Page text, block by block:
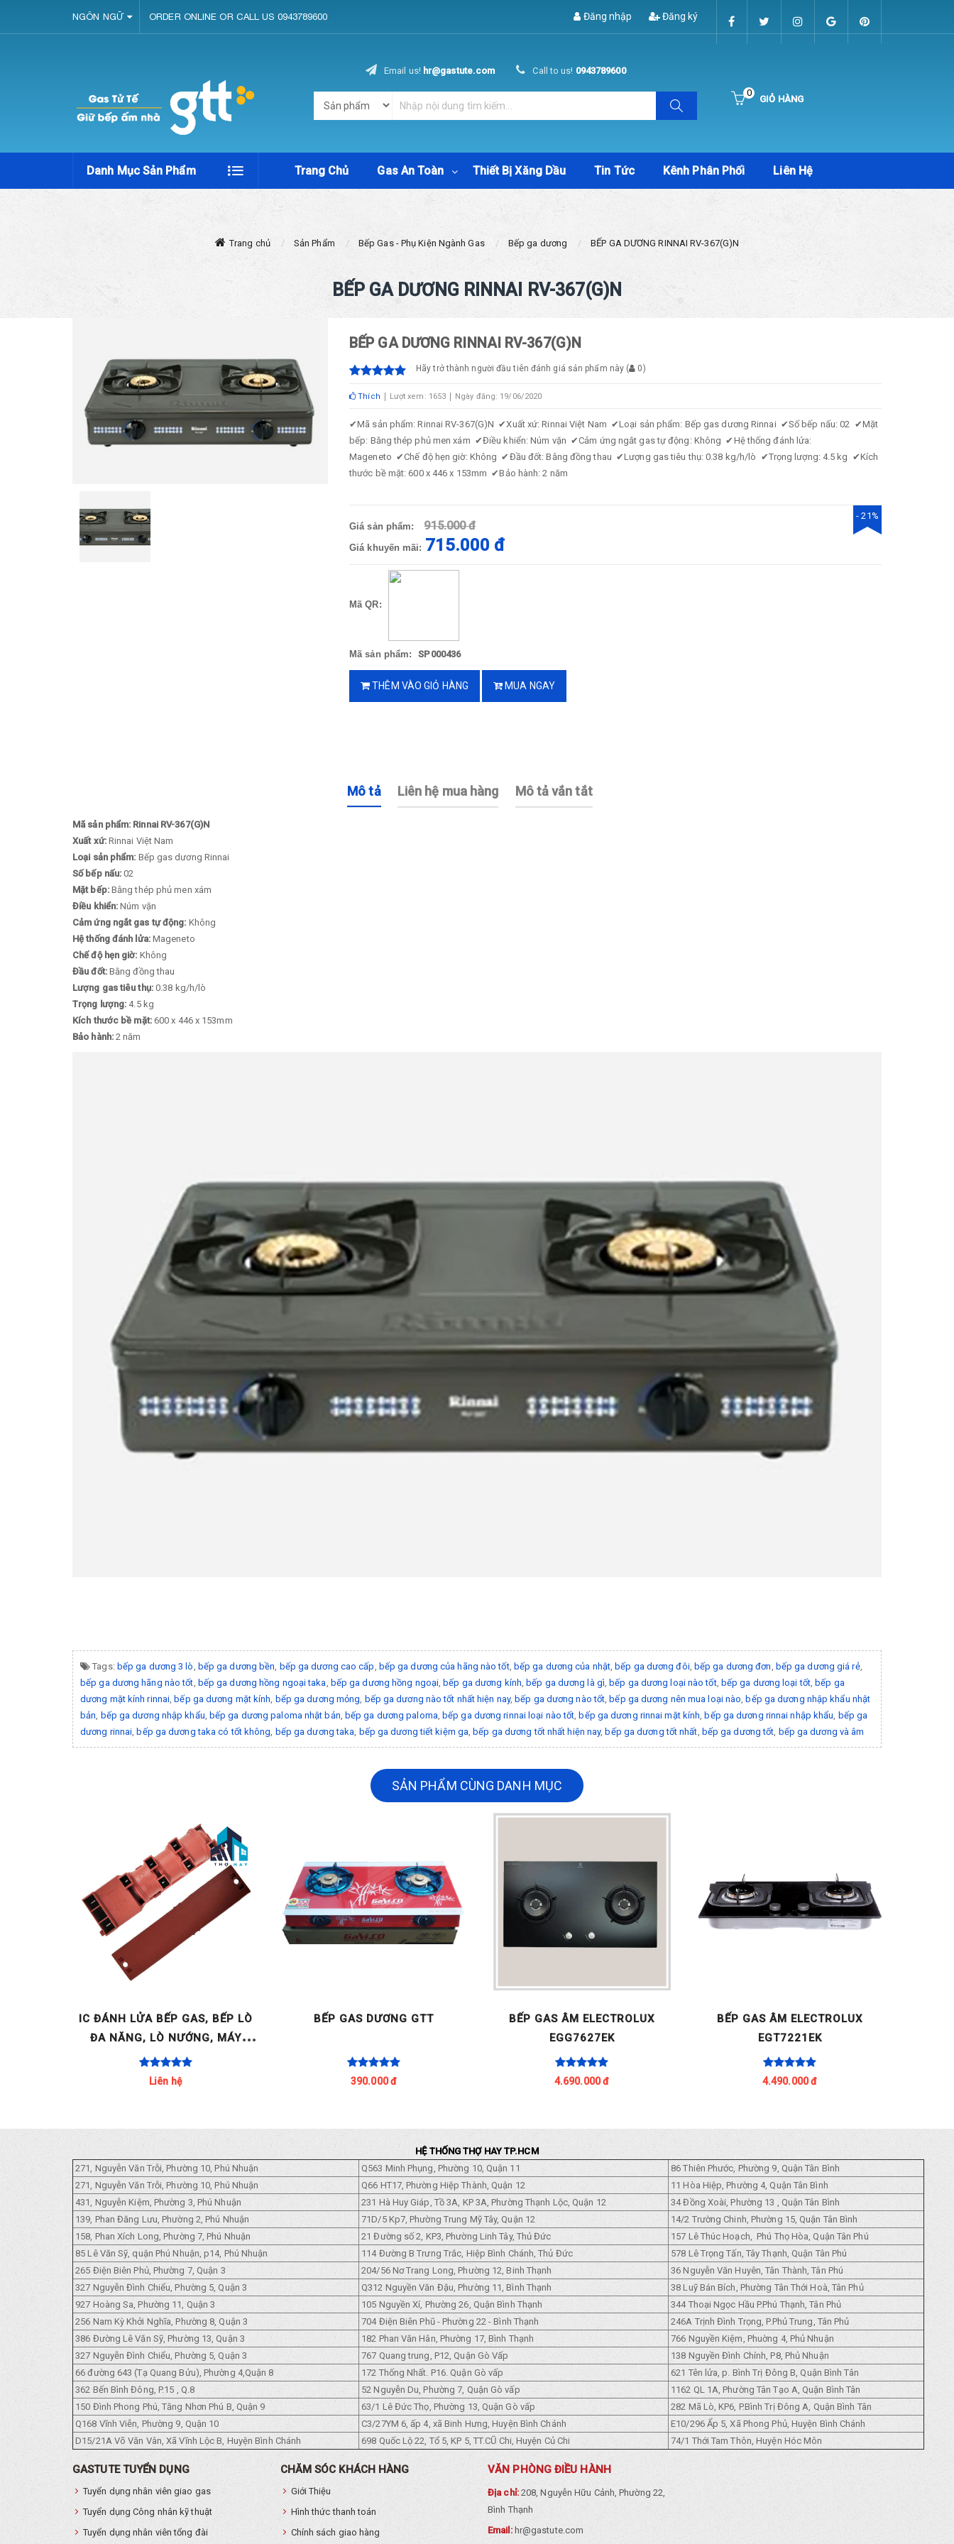
NGÔN NGỮ ORDER ONLINE OR CALL US 0943789600 Đăng nhập Đăng ký
Email us! hr@gastute.com Call to us! 0943789600
GIỎ HÀNG
0
Danh Mục Sản Phẩm Trang Chủ Gas An Toàn Thiết Bị Xăng Dầu Tin Tức Kênh Phân Phối Liên Hệ
Trang chủ Sản Phẩm Bếp Gas - Phụ Kiện Ngành Gas Bếp ga dương BẾP GA DƯƠNG RINNAI RV-367(G)N
BẾP GA DƯƠNG RINNAI RV-367(G)N
BẾP GA DƯƠNG RINNAI RV-367(G)N
Hãy trở thành người đầu tiên đánh giá sản phẩm này ( 0)
Thích Lượt xem: 1653 Ngày đăng: 19/06/2020
✔Mã sản phẩm: Rinnai RV-367(G)N ✔Xuất xứ: Rinnai Việt Nam ✔Loại sản phẩm: Bếp gas dương Rinnai ✔Số bếp nấu: 02 ✔Mặt
bếp: Bằng thép phủ men xám ✔Điều khiển: Núm vặn ✔Cảm ứng ngắt gas tự động: Không ✔ Hệ thống đánh lửa:
Mageneto ✔Chế độ hẹn giờ: Không ✔ Đầu đốt: Bằng đồng thau ✔Lượng gas tiêu thụ: 0.38 kg/h/lò ✔Trọng lượng: 4.5 kg ✔Kích
thước bề mặt: 600 x 446 x 153mm ✔Bảo hành: 2 năm
Giá sản phẩm: 915.000 đ
Giá khuyến mãi: 715.000 đ
- 21%
Mã QR:
Mã sản phẩm: SP000436
THÊM VÀO GIỎ HÀNG MUA NGAY
Mô tả Liên hệ mua hàng Mô tả vắn tắt
Mã sản phẩm: Rinnai RV-367(G)N
Xuất xứ:Rinnai Việt Nam
Loại sản phẩm: Bếp gas dương Rinnai
Số bếp nấu: 02
Mặt bếp: Bằng thép phủ men xám
Điều khiển:Núm vặn
Cảm ứng ngắt gas tự động: Không
Hệ thống đánh lửa: Mageneto
Chế độ hẹn giờ: Không
Đầu đốt:Bằng đồng thau
Lượng gas tiêu thụ: 0.38 kg/h/lò
Trọng lượng: 4.5 kg
Kích thước bề mặt: 600 x 446 x 153mm
Bảo hành: 2 năm
Tags: bếp ga dương 3 lò bếp ga dương bền bếp ga dương cao cấp bếp ga dương của hãng nào tốt, bếp ga dương của nhật, bếp ga dương đôi, bếp ga dương đơn bếp ga dương giá rẻ,
bếp ga dương hãng nào tốt bếp ga dương hồng ngoại taka bếp ga dương hồng ngoại bếp ga dương kính bếp ga dương là gì bếp ga dương loại nào tốt, bếp ga dương loại tốt, bếp ga
dương mặt kính rinnai bếp ga dương mặt kính bếp ga dương mỏng bếp ga dương nào tốt nhất hiện nay, bếp ga dương nào tốt bếp ga dương nên mua loại nào bếp ga dương nhập khẩu nhật
bản
bếp ga dương nhập khẩu bếp ga dương paloma nhật bản bếp ga dương paloma bếp ga dương rinnai loại nào tốt bếp ga dương rinnai mặt kính bếp ga dương rinnai nhập khẩu
bếp ga
dương rinnai bếp ga dương taka có tốt không bếp ga dương taka bếp ga dương tiết kiệm ga bếp ga dương tốt nhất hiện nay, bếp ga dương tốt nhất bếp ga dương tốt bếp ga dương và âm
SẢN PHẨM CÙNG DANH MỤC
IC ĐÁNH LỬA BẾP GAS, BẾP LÒ
ĐA NĂNG, LÒ NƯỚNG, MÁY
NƯỚC NÓNG GAS.. ITALY AC 220-
240V 2 LÒ / 4 LÒ / [...]
Liên hệ
BẾP GAS DƯƠNG GTT
390.000 đ
BẾP GAS ÂM ELECTROLUX
EGG7627EK
4.690.000 đ
BẾP GAS ÂM ELECTROLUX
EGT7221EK
4.490.000 đ
HỆ THỐNG THỢ HAY TP.HCM
271, Nguyễn Văn Trỗi, Phường 10, Phú Nhuận
Q563 Minh Phụng, Phường 10, Quận 11
86 Thiên Phước, Phường 9, Quận Tân Bình
271, Nguyễn Văn Trỗi, Phường 10, Phú Nhuận
Q66 HT17, Phường Hiệp Thành, Quận 12
11 Hòa Hiệp, Phường 4, Quận Tân Bình
431, Nguyễn Kiệm, Phường 3, Phú Nhuận
231 Hà Huy Giáp, Tồ 3A, KP 3A, Phường Thạnh Lộc, Quận 12
34 Đồng Xoài, Phường 13 , Quận Tân Bình
139, Phan Đăng Lưu, Phường 2, Phú Nhuận
71D/5 Kp7, Phường Trung Mỹ Tây, Quận 12
14/2 Trường Chinh, Phường 15, Quận Tân Bình
158, Phan Xích Long, Phường 7, Phú Nhuận
21 Đường số 2, KP3, Phường Linh Tây, Thủ Đức
157 Lê Thúc Hoạch, Phú Thọ Hòa, Quận Tân Phú
85 Lê Văn Sỹ, quận Phú Nhuận, p14, Phú Nhuận
114 Đường B Trưng Trắc, Hiệp Bình Chánh, Thủ Đức
578 Lê Trọng Tấn, Tây Thạnh, Quận Tân Phú
265 Điện Biên Phủ, Phường 7, Quận 3
204/56 Nơ Trang Long, Phường 12, Binh Thạnh
36 Nguyễn Văn Huyên, Tân Thành, Tân Phú
327 Nguyễn Đình Chiểu, Phường 5, Quận 3
Q312 Nguyền Văn Đậu, Phường 11, Bình Thạnh
38 Luỹ Bán Bích, Phường Tân Thới Hoà, Tân Phủ
927 Hoàng Sa, Phường 11, Quận 3
105 Nguyền Xí, Phường 26, Quận Bình Thạnh
344 Thoại Ngọc Hầu P.Phú Thạnh, Tân Phủ
256 Nam Kỳ Khởi Nghĩa, Phường 8, Quận 3
704 Điện Biên Phũ - Phường 22 - Bình Thạnh
246A Trịnh Đình Trọng, P.Phủ Trung, Tân Phủ
386 Đường Lê Văn Sỹ, Phường 13, Quận 3
182 Phan Văn Hân, Phường 17, Bình Thạnh
766 Nguyền Kiệm, Phuờng 4, Phủ Nhuận
327 Nguyễn Đình Chiểu, Phường 5, Quận 3
767 Quang trung, P12, Quận Gò Vấp
138 Nguyền Đình Chính, P8, Phủ Nhuận
66 đường 643 (Tạ Quang Bửu), Phường 4,Quận 8
172 Thống Nhất. P16. Quận Gò vấp
621 Tên lửa, p. Bình Trị Đông B, Quận Bình Tân
362 Bến Bình Đông, P.15 , Q.8
52 Nguyễn Du, Phường 7, Quận Gò vấp
1162 QL 1A, Phường Tân Tạo A, Quận Bình Tân
150 Đình Phong Phú, Tăng Nhơn Phú B, Quận 9
63/1 Lê Đức Thọ, Phường 13, Quận Gò vấp
282 Mã Lò, KP6, P.Bình Trị Đông A, Quận Bình Tân
Q168 Vĩnh Viễn, Phường 9, Quận 10
C3/27YM 6, ấp 4, xã Binh Hưng, Huyện Bình Chánh
E10/296 Ẩp 5, Xã Phong Phủ, Huyện Bình Chánh
D15/21A Võ Văn Vân, Xã Vĩnh Lộc B, Huyện Bình Chánh
698 Quốc Lộ 22, Tổ 5, KP 5, TT.CŨ Chi, Huyện Củ Chi 74/1 Thới Tam Thôn, Huyện Hóc Môn
GASTUTE TUYỂN DỤNG
Tuyển dụng nhân viên giao gas
Tuyển dụng Công nhân kỹ thuật
Tuyển dụng nhân viên tổng đài
CHĂM SÓC KHÁCH HÀNG
Giới Thiệu
Hình thức thanh toán
Chính sách giao hàng
VĂN PHÒNG ĐIỀU HÀNH
Địa chỉ:208, Nguyễn Hữu Cảnh, Phường 22,
Bình Thạnh
Email: hr@gastute.com